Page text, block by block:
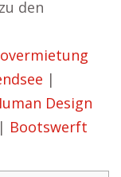
den
|
Design
| Bootswerft